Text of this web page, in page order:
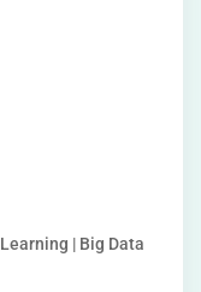
| Big Data